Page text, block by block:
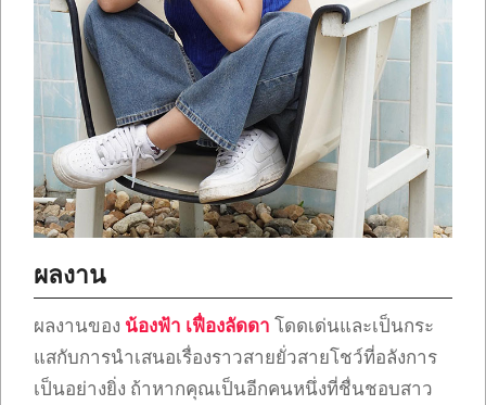
ผลงาน
ผลงานของ น้องฟ้า เฟื่องลัดดา โดดเด่นและเป็นกระ
แสกับการนำเสนอเรื่องราวสายยั่วสายโชว์ที่อลังการ
เป็นอย่างยิ่ง ถ้าหากคุณเป็นอีกคนหนึ่งที่ชื่นชอบสาว